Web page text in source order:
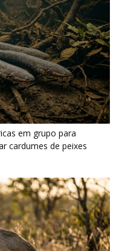
em grupo para
cardumes de peixes